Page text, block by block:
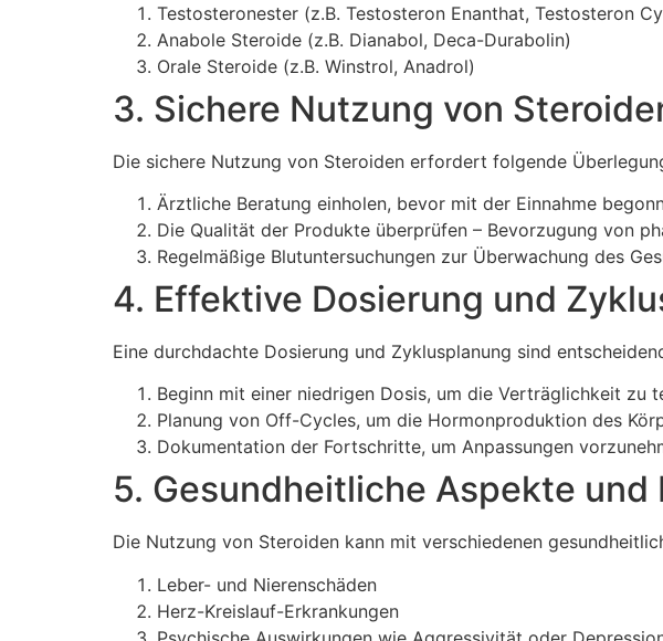
Testosteronester (z.B. Testosteron Enanthat, Testosteron
Anabole Steroide (z.B. Dianabol, Deca-Durabolin)
Orale Steroide (z.B. Winstrol, Anadrol)
3. Sichere Nutzung von
Die sichere Nutzung von Steroiden erfordert folgende
Ärztliche Beratung einholen, bevor mit der Einnahme
Die Qualität der Produkte überprüfen – Bevorzugung von
Regelmäßige Blutuntersuchungen zur Überwachung des
4. Effektive Dosierung und
Eine durchdachte Dosierung und Zyklusplanung sind
Beginn mit einer niedrigen Dosis, um die Verträglichkeit zu
Planung von Off-Cycles, um die Hormonproduktion des
Dokumentation der Fortschritte, um Anpassungen
5. Gesundheitliche Aspekte und
Die Nutzung von Steroiden kann mit verschiedenen
Leber- und Nierenschäden
Herz-Kreislauf-Erkrankungen